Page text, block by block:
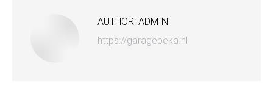
AUTHOR: ADMIN
https://garagebeka.nl